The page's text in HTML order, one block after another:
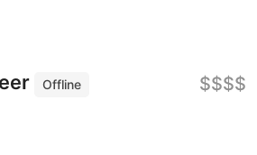
Offline
$$$$